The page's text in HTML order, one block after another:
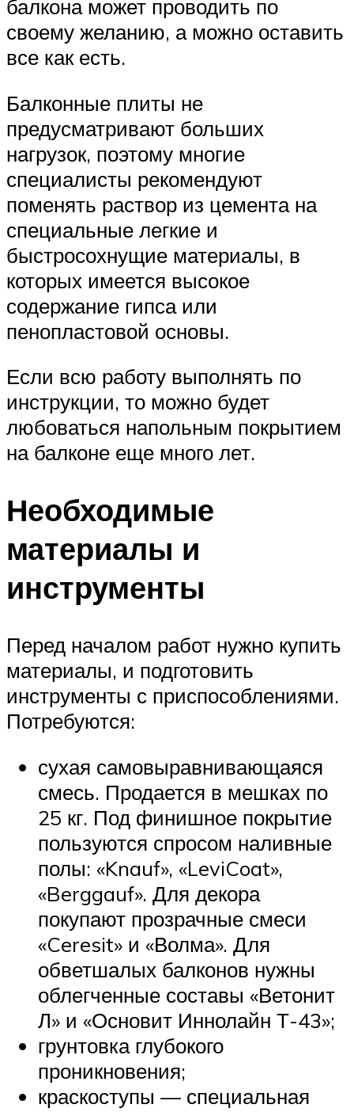
балкона может проводить по
своему желанию, а можно оставить
все как есть.
Балконные плиты не
предусматривают больших
нагрузок, поэтому многие
специалисты рекомендуют
поменять раствор из цемента на
специальные легкие и
быстросохнущие материалы, в
которых имеется высокое
содержание гипса или
пенопластовой основы.
Если всю работу выполнять по
инструкции, то можно будет
любоваться напольным покрытием
на балконе еще много лет.
Необходимые
материалы и
инструменты
Перед началом работ нужно купить
материалы, и подготовить
инструменты с приспособлениями.
Потребуются:
сухая самовыравнивающаяся
смесь. Продается в мешках по
25 кг. Под финишное покрытие
пользуются спросом наливные
полы: «Knauf», «LeviCoat»,
«Berggauf». Для декора
покупают прозрачные смеси
«Ceresit» и «Волма». Для
обветшалых балконов нужны
облегченные составы «Ветонит
Л» и «Основит Иннолайн Т-43»;
грунтовка глубокого
проникновения;
краскоступы — специальная